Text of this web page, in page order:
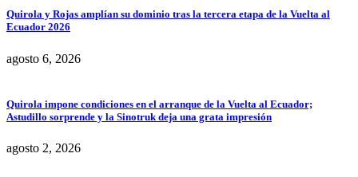
Quirola y Rojas amplían su dominio tras la tercera etapa de la Vuelta al
Ecuador 2026
agosto 6, 2026
Quirola impone condiciones en el arranque de la Vuelta al Ecuador;
Astudillo sorprende y la Sinotruk deja una grata impresión
agosto 2, 2026